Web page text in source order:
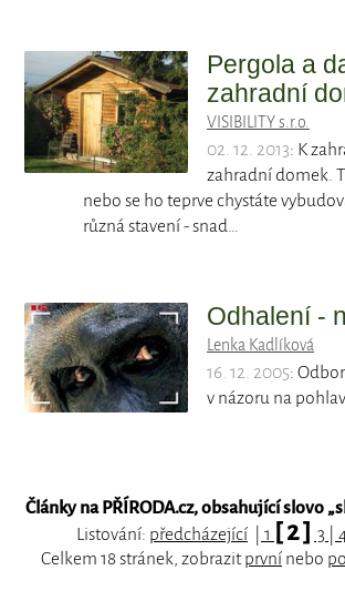
Pergola a
zahradní
VISIBILITY s.r.o.
02. 12. 2013: K
zahradní domek.
nebo se ho teprve chystáte
různá stavení - snad…
Odhalení -
Lenka Kadlíková
16. 12. 2005:
v názoru na
Články na PŘÍRODA.cz, obsahující slovo „
Listování: předcházející 1 [ 2 ] 3
Celkem 18 stránek, zobrazitprvní nebo